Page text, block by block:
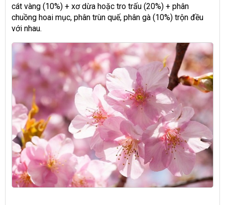
cát vàng (10%) + xơ dừa hoặc tro trấu (20%) + phân
chuồng hoai mục, phân trùn quế, phân gà (10%) trộn đều
với nhau.